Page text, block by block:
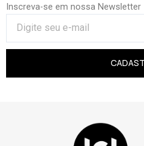
Inscreva-se em nossa Newsletter